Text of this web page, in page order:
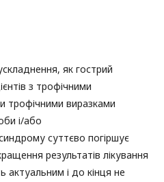
як гострий
з трофічними
трофічними виразками
і/або
суттєво погіршує
результатів лікування
актуальним і до кінця не